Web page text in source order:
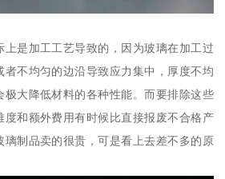
是加工工艺导致的，因为玻璃在加工过
不均匀的边沿导致应力集中，厚度不均
极大降低材料的各种性能。而要排除这些
度和额外费用有时候比直接报废不合格产
璃制品卖的很贵，可是看上去差不多的原